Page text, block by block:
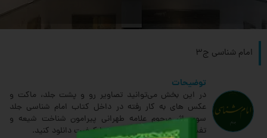
امام شناسی ج3
توضیحات
در این بخش می‌توانید تصاویر رو و پشت جلد، ماکت و
عکس های به کار رفته در داخل کتاب امام شناسی جلد
سوم، اثر مرحوم علامه طهرانی پیرامون شناخت شیعه و
تفسیر آیه تطهیر، را مشاهده و با کیفیت دانلود کنید.